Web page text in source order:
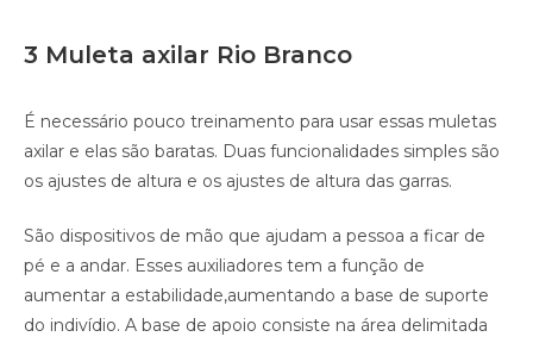
3 Muleta axilar Rio Branco
É necessário pouco treinamento para usar essas muletas
axilar e elas são baratas. Duas funcionalidades simples são
os ajustes de altura e os ajustes de altura das garras.
São dispositivos de mão que ajudam a pessoa a ficar de
pé e a andar. Esses auxiliadores tem a função de
aumentar a estabilidade,aumentando a base de suporte
do indivídio. A base de apoio consiste na área delimitada